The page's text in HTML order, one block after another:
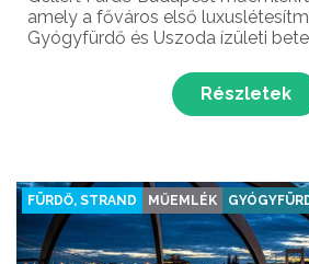
amely a főváros első
Gyógyfürdő és Uszoda ízületi
a törökök is használták.
Részletek
FÜRDŐ, STRAND MŰEMLÉK